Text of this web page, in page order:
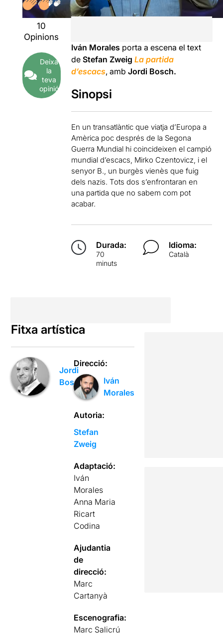
10
Opinions
Deixa
la
teva
opinió
Iván Morales porta a escena el text
de Stefan Zweig La partida
d’escacs, ambJordi Bosch.
Sinopsi
En un transatlàntic que viatja d’Europa a
Amèrica poc després de la Segona
Guerra Mundial hi coincideixen el campió
mundial d’escacs, Mirko Czentovicz, i el
senyor B., un burgès vienès que fuig
dels nazis. Tots dos s’enfrontaran en
una partida que no sabem com pot
acabar.
Durada:
70
minuts
Idioma:
Català
Fitxa artística
Jordi
Bosch
Direcció:
Iván
Morales
Autoria:
Stefan
Zweig
Adaptació:
Iván
Morales
Anna Maria
Ricart
Codina
Ajudantia
de
direcció:
Marc
Cartanyà
Escenografia:
Marc Salicrú